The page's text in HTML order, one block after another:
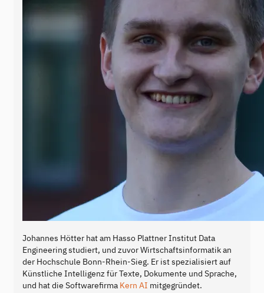
Johannes Hötter hat am Hasso Plattner Institut Data
Engineering studiert, und zuvor Wirtschaftsinformatik an
der Hochschule Bonn-Rhein-Sieg. Er ist spezialisiert auf
Künstliche Intelligenz für Texte, Dokumente und Sprache,
und hat die Softwarefirma Kern AI mitgegründet.